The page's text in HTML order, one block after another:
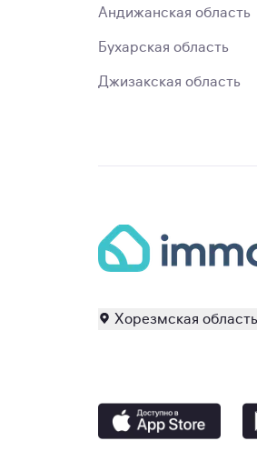
Андижанская область
Бухарская область
Джизакская область
Хорезмская область